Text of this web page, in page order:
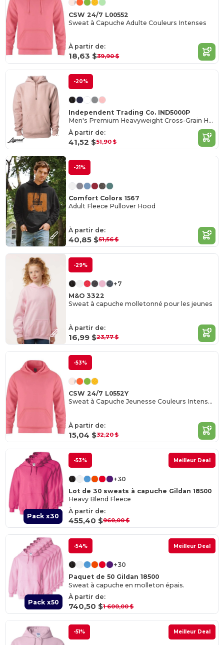
CSW 24/7 L00552
Sweat à Capuche Adulte Couleurs Intenses
À partir de:
18,63 $39,90 $
-20%
Independent Trading Co. IND5000P
Men's Premium Heavyweight Cross-Grain Hoodie
À partir de:
41,52 $51,90 $
-21%
Comfort Colors 1567
Adult Fleece Pullover Hood
À partir de:
40,85 $51,56 $
-29%
+7
M&O 3322
Sweat à capuche molletonné pour les jeunes
À partir de:
16,99 $23,77 $
-53%
CSW 24/7 L0552Y
Sweat à Capuche Jeunesse Couleurs Intenses
À partir de:
15,04 $32,20 $
Pack x30
-53% Meilleur Deal
+30
Lot de 30 sweats à capuche Gildan 18500
Heavy Blend Fleece
À partir de:
455,40 $960,00 $
Pack x50
-54% Meilleur Deal
+30
Paquet de 50 Gildan 18500
Sweat à capuche en molleton épais.
À partir de:
740,50 $1 600,00 $
-51% Meilleur Deal